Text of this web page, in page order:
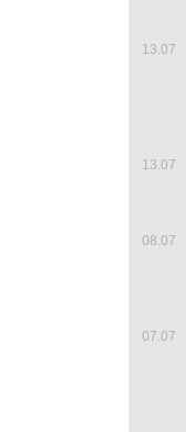
13.07
13.07
08.07
07.07